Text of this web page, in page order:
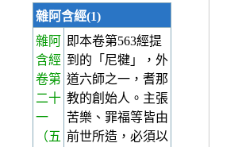
雜阿含經(1)
雜阿
含經
卷第
二十
一
（五
即本卷第563經提
到的「尼犍」，外
道六師之一，耆那
教的創始人。主張
苦樂、罪福等皆由
前世所造，必須以